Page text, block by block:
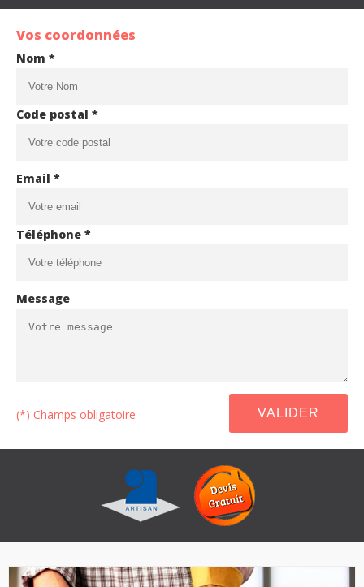
Vos coordonnées
Nom *
Code postal *
Email *
Téléphone *
Message
(*) Champs obligatoire